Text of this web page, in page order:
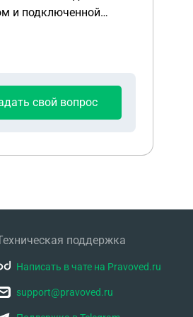
и подключенной
по кредиту,
свой вопрос
поддержка
Написать в чате на Pravoved.ru
support@pravoved.ru